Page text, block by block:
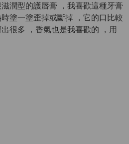
潤型的護唇膏 ，我喜歡這種牙膏
塗一塗歪掉或斷掉 ，它的口比較
很多 ，香氣也是我喜歡的 ，用